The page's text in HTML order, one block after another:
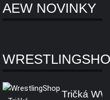
AEW NOVINKY
Tričká